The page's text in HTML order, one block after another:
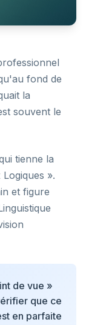
fond de
la
souvent le
tienne la
».
et figure
de vue »
que ce
en parfaite